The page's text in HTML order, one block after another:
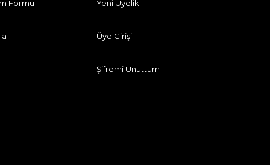
Formu Yeni Üyelik
Üye Girişi
Şifremi Unuttum